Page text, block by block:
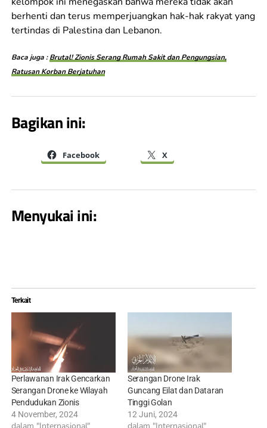
berhenti dan terus memperjuangkan hak-hak rakyat yang
tertindas di Palestina dan Lebanon.
Baca juga :Brutal! Zionis Serang Rumah Sakit dan Pengungsian,
Ratusan Korban Berjatuhan
Bagikan ini:
Facebook X
Menyukai ini:
Terkait
Perlawanan Irak Gencarkan
Serangan Drone ke Wilayah
Pendudukan Zionis
4 November, 2024
dalam "Internasional"
Serangan Drone Irak
Guncang Eilat dan Dataran
Tinggi Golan
12 Juni, 2024
dalam "Internasional"